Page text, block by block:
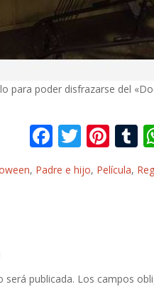
para poder disfrazarse del
F
ac
e
k
T
w
itt
Pi
nt
er
, Padre e hijo, Película,
será publicada. Los campos